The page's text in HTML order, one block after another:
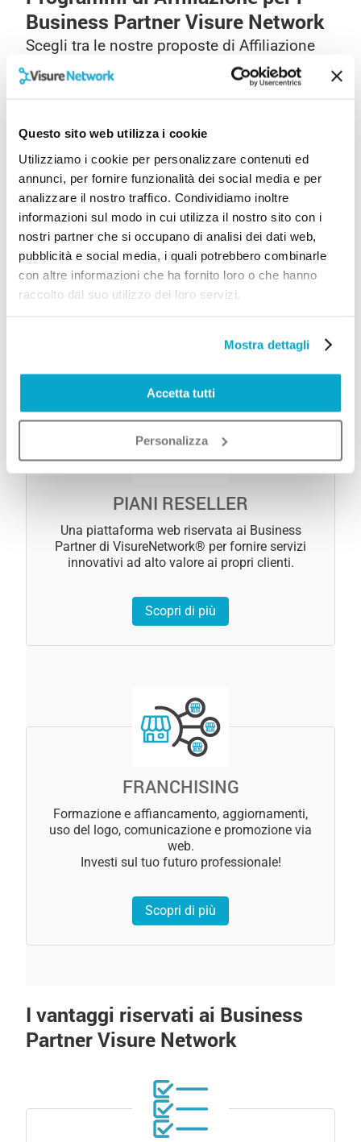
Questo sito web utilizza i cookie
Utilizziamo i cookie per personalizzare contenuti ed
annunci, per fornire funzionalità dei social media e per
analizzare il nostro traffico. Condividiamo inoltre
informazioni sul modo in cui utilizza il nostro sito con i
nostri partner che si occupano di analisi dei dati web,
pubblicità e social media, i quali potrebbero combinarle
con altre informazioni che ha fornito loro o che hanno
raccolto dal suo utilizzo dei loro servizi.
Mostra dettagli
Accetta tutti
Personalizza
Business Partner Visure Network
Scegli tra le nostre proposte di Affiliazione
commerciale: Web Banner, Affiliazioni e
WEB BANNER
Hai un sito web o un blog e vuoi trasformare le
visite in conversioni? Inserisci i Web Banner di
VisureNetwork® e inizia a guadagnare.
PIANI RESELLER
Una piattaforma web riservata ai Business
Partner di VisureNetwork® per fornire servizi
innovativi ad alto valore ai propri clienti.
Scopri di più
FRANCHISING
Formazione e affiancamento, aggiornamenti,
uso del logo, comunicazione e promozione via
web.
Investi sul tuo futuro professionale!
Scopri di più
I vantaggi riservati ai Business
Partner Visure Network